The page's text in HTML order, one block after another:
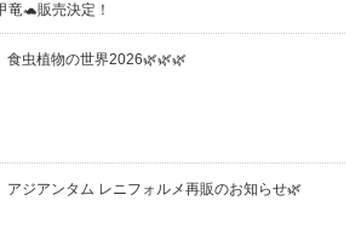
竜🐢販売決定！
食虫植物の世界2026🌿🌿🌿
アジアンタム レニフォルメ再販のお知らせ🌿